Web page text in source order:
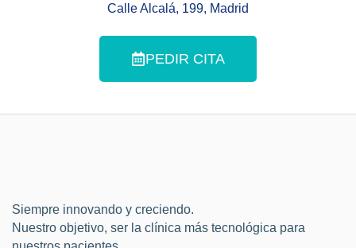
Calle Alcalá, 199, Madrid
PEDIR CITA
Siempre innovando y creciendo.
Nuestro objetivo, ser la clínica más tecnológica para